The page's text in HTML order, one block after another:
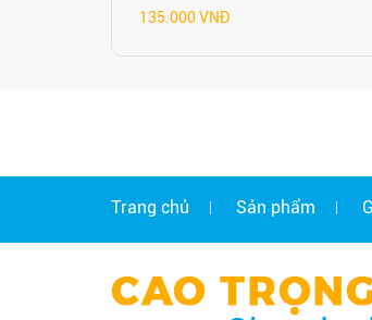
135.000 VNĐ
Trang chủ Sản phẩm